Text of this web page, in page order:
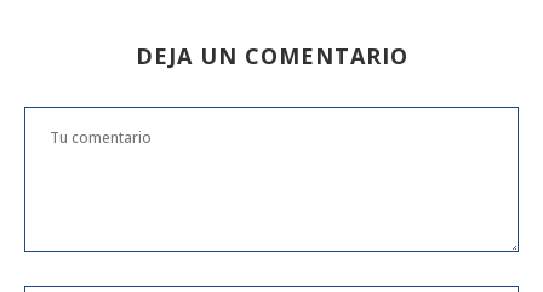
DEJA UN COMENTARIO